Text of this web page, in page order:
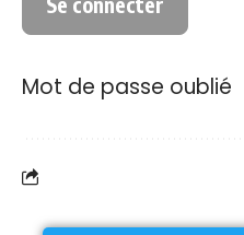
Mot de passe oublié